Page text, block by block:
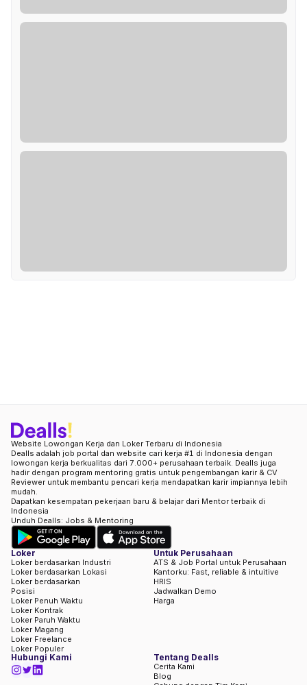
Website Lowongan Kerja dan Loker Terbaru di Indonesia
Dealls adalah job portal dan website cari kerja #1 di Indonesia dengan
lowongan kerja berkualitas dari 7.000+ perusahaan terbaik. Dealls juga
hadir dengan program mentoring gratis untuk pengembangan karir & CV
Reviewer untuk membantu pencari kerja mendapatkan karir impiannya lebih
mudah.
Dapatkan kesempatan pekerjaan baru & belajar dari Mentor terbaik di
Indonesia
Unduh Dealls: Jobs & Mentoring
Loker
Loker berdasarkan Industri
Loker berdasarkan Lokasi
Loker berdasarkan
Posisi
Loker Penuh Waktu
Loker Kontrak
Loker Paruh Waktu
Loker Magang
Loker Freelance
Loker Populer
Untuk Perusahaan
ATS & Job Portal untuk Perusahaan
Kantorku: Fast, reliable & intuitive
HRIS
Jadwalkan Demo
Harga
Hubungi Kami Tentang Dealls
Cerita Kami
Blog